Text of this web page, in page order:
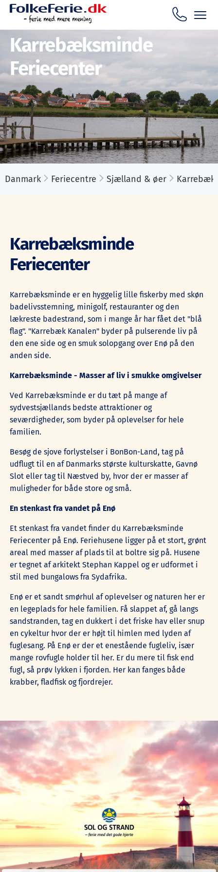
Karrebæksminde
Feriecenter
Danmark Feriecentre Sjælland & øer
Karrebæksminde
Feriecenter
Karrebæksminde er en hyggelig lille fiskerby med skøn
badelivsstemning, minigolf, restauranter og den
lækreste badestrand, som i mange år har fået det "blå
flag". "Karrebæk Kanalen" byder på pulserende liv på
den ene side og en smuk solopgang over Enø på den
anden side.
Karrebæksminde - Masser af liv i smukke omgivelser
Ved Karrebæksminde er du tæt på mange af
sydvestsjællands bedste attraktioner og
seværdigheder, som byder på oplevelser for hele
familien.
Besøg de sjove forlystelser i BonBon-Land, tag på
udflugt til en af Danmarks største kulturskatte, Gavnø
Slot eller tag til Næstved by, hvor der er masser af
muligheder for både store og små.
En stenkast fra vandet på Enø
Et stenkast fra vandet finder du Karrebæksminde
Feriecenter på Enø. Feriehusene ligger på et stort, grønt
areal med masser af plads til at boltre sig på. Husene
er tegnet af arkitekt Stephan Kappel og er udformet i
stil med bungalows fra Sydafrika.
Enø er et sandt smørhul af oplevelser og naturen her er
en legeplads for hele familien. Få slappet af, gå langs
sandstranden, tag en dukkert i det friske hav eller snup
en cykeltur hvor der er højt til himlen med lyden af
fuglesang. På Enø er der et enestående fugleliv, især
mange rovfugle holder til her. Er du mere til fisk end
fugl, så prøv lykken i fjorden. Her kan fanges både
krabber, fladfisk og fjordrejer.